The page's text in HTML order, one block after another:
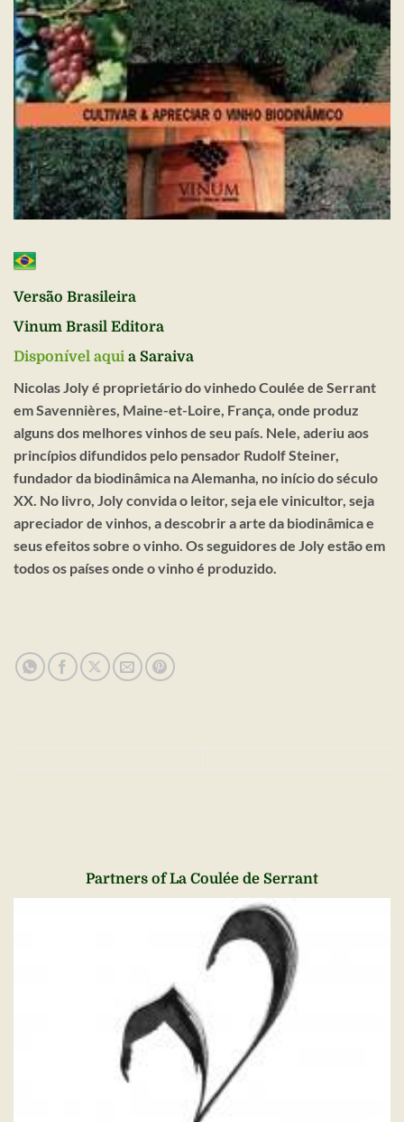
Versão Brasileira
Vinum Brasil Editora
Disponível aqui a Saraiva
Nicolas Joly é proprietário do vinhedo Coulée de Serrant
em Savennières, Maine-et-Loire, França, onde produz
alguns dos melhores vinhos de seu país. Nele, aderiu aos
princípios difundidos pelo pensador Rudolf Steiner,
fundador da biodinâmica na Alemanha, no início do século
XX. No livro, Joly convida o leitor, seja ele vinicultor, seja
apreciador de vinhos, a descobrir a arte da biodinâmica e
seus efeitos sobre o vinho. Os seguidores de Joly estão em
todos os países onde o vinho é produzido.
Partners of La Coulée de Serrant